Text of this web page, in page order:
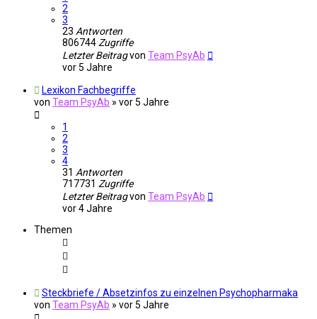
2
3
23 Antworten
806744 Zugriffe
Letzter Beitragvon Team PsyAb
vor 5 Jahre
Lexikon Fachbegriffe
von Team PsyAb » vor 5 Jahre
1
2
3
4
31 Antworten
717731 Zugriffe
Letzter Beitragvon Team PsyAb
vor 4 Jahre
Themen
Steckbriefe / Absetzinfos zu einzelnen Psychopharmaka
von Team PsyAb » vor 5 Jahre